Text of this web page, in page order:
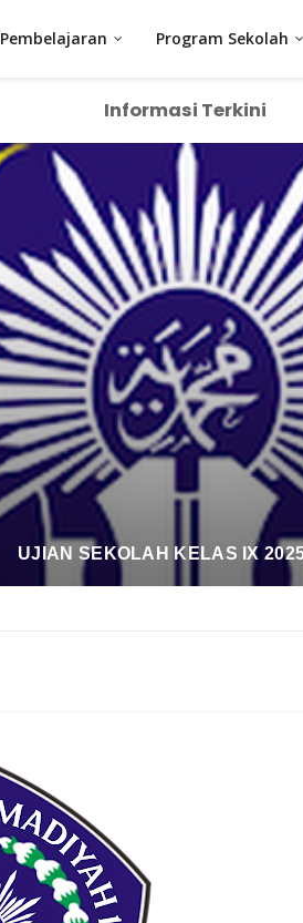
Pembelajaran Program Sekolah
Informasi Terkini
UJIAN SEKOLAH KELAS IX